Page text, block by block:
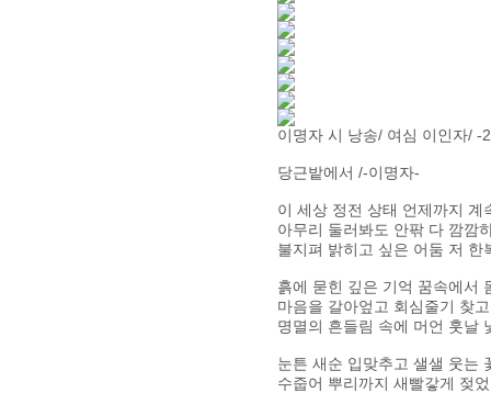
이명자 시 낭송/ 여심 이인자/ -
당근밭에서 /-이명자-
이 세상 정전 상태 언제까지 계
아무리 둘러봐도 안팎 다 깜깜
불지펴 밝히고 싶은 어둠 저 한
흙에 묻힌 깊은 기억 꿈속에서
마음을 갈아엎고 회심줄기 찾
명멸의 흔들림 속에 머언 훗날
눈튼 새순 입맞추고 샐샐 웃는
수줍어 뿌리까지 새빨갛게 젖